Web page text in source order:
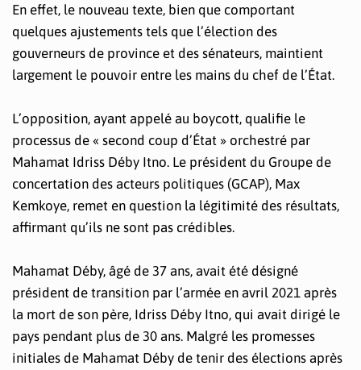
En effet, le nouveau texte, bien que comportant
quelques ajustements tels que l’élection des
gouverneurs de province et des sénateurs, maintient
largement le pouvoir entre les mains du chef de l’État.
L’opposition, ayant appelé au boycott, qualifie le
processus de « second coup d’État » orchestré par
Mahamat Idriss Déby Itno. Le président du Groupe de
concertation des acteurs politiques (GCAP), Max
Kemkoye, remet en question la légitimité des résultats,
affirmant qu’ils ne sont pas crédibles.
Mahamat Déby, âgé de 37 ans, avait été désigné
président de transition par l’armée en avril 2021 après
la mort de son père, Idriss Déby Itno, qui avait dirigé le
pays pendant plus de 30 ans. Malgré les promesses
initiales de Mahamat Déby de tenir des élections après